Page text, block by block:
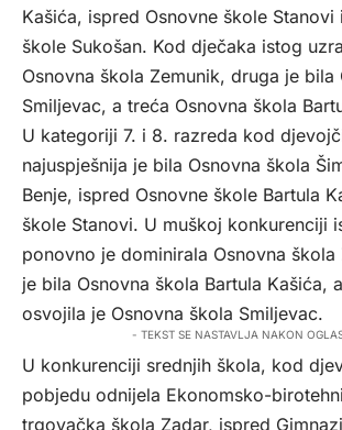
Kašića, ispred Osnovne škole Stanovi
škole Sukošan. Kod dječaka istog
Osnovna škola Zemunik, druga je bila
Smiljevac, a treća Osnovna škola
U kategoriji 7. i 8. razreda kod
najuspješnija je bila Osnovna škola
Benje, ispred Osnovne škole Bartula
škole Stanovi. U muškoj konkurenciji
ponovno je dominirala Osnovna škola
je bila Osnovna škola Bartula Kašića,
osvojila je Osnovna škola Smiljevac.
- TEKST SE NASTAVLJA NAKON
U konkurenciji srednjih škola, kod
pobjedu odnijela Ekonomsko-
trgovačka škola Zadar, ispred